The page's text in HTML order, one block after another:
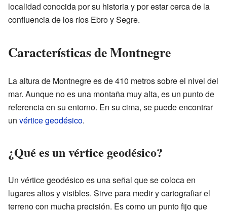
localidad conocida por su historia y por estar cerca de la
confluencia de los ríos Ebro y Segre.
Características de Montnegre
La altura de Montnegre es de 410 metros sobre el nivel del
mar. Aunque no es una montaña muy alta, es un punto de
referencia en su entorno. En su cima, se puede encontrar
un vértice geodésico.
¿Qué es un vértice geodésico?
Un vértice geodésico es una señal que se coloca en
lugares altos y visibles. Sirve para medir y cartografiar el
terreno con mucha precisión. Es como un punto fijo que